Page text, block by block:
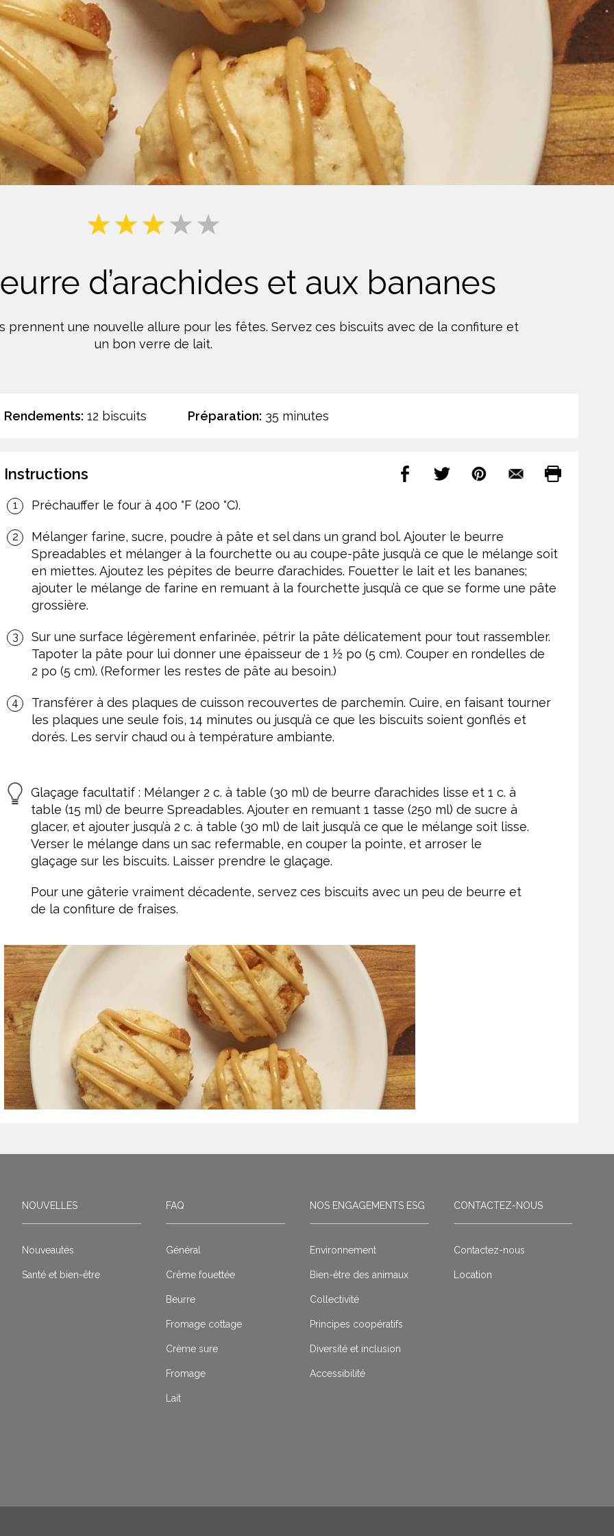
Lait
d’arachides et aux bananes
prennent une nouvelle allure pour les fêtes. Servez ces biscuits avec de la confiture et
un bon verre de lait.
Rendements: 12 biscuits Préparation: 35 minutes
Instructions
Préchauffer le four à 400 °F (200 °C).
Mélanger farine, sucre, poudre à pâte et sel dans un grand bol. Ajouter le beurre
Spreadables et mélanger à la fourchette ou au coupe-pâte jusqu’à ce que le mélange soit
en miettes. Ajoutez les pépites de beurre d’arachides. Fouetter le lait et les bananes;
ajouter le mélange de farine en remuant à la fourchette jusqu’à ce que se forme une pâte
grossière.
Sur une surface légèrement enfarinée, pétrir la pâte délicatement pour tout rassembler.
Tapoter la pâte pour lui donner une épaisseur de 1 ½ po (5 cm). Couper en rondelles de
2 po (5 cm). (Reformer les restes de pâte au besoin.)
Transférer à des plaques de cuisson recouvertes de parchemin. Cuire, en faisant tourner
les plaques une seule fois, 14 minutes ou jusqu’à ce que les biscuits soient gonflés et
dorés. Les servir chaud ou à température ambiante.
Glaçage facultatif : Mélanger 2 c. à table (30 ml) de beurre d’arachides lisse et 1 c. à
table (15 ml) de beurre Spreadables. Ajouter en remuant 1 tasse (250 ml) de sucre à
glacer, et ajouter jusqu’à 2 c. à table (30 ml) de lait jusqu’à ce que le mélange soit lisse.
Verser le mélange dans un sac refermable, en couper la pointe, et arroser le
glaçage sur les biscuits. Laisser prendre le glaçage.
Pour une gâterie vraiment décadente, servez ces biscuits avec un peu de beurre et
de la confiture de fraises.
NOUVELLES
Nouveautés
Santé et bien-être
FAQ
Général
Crême fouettée
Beurre
Fromage cottage
Crème sure
Fromage
Lait
NOS ENGAGEMENTS ESG
Environnement
Bien-être des animaux
Collectivité
Principes coopératifs
Diversité et inclusion
Accessibilité
CONTACTEZ-NOUS
Contactez-nous
Location